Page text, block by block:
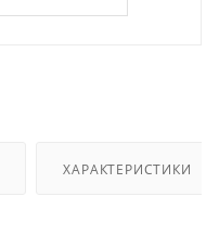
ХАРАКТЕРИСТИКИ